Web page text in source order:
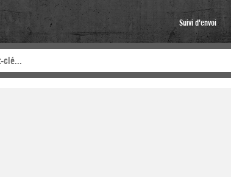
Suivi d'envoi